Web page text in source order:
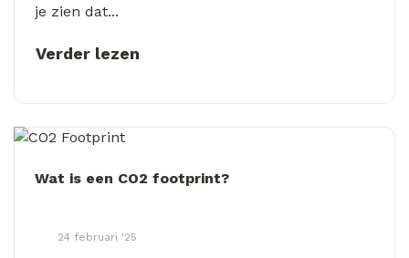
je zien dat...
Verder lezen
Wat is een CO2 footprint?
24 februari '25